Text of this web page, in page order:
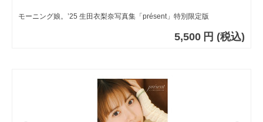
モーニング娘。’25 生田衣梨奈写真集「présent」特別限定版
5,500 円 (税込)